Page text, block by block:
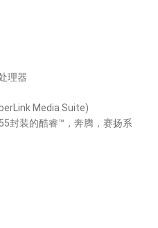
理器
Media Suite)
封装的酷睿™，奔腾，赛扬系